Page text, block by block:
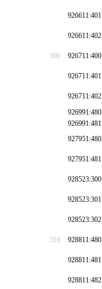
926611:401
926611:402
300 926711:400
926711:401
926711:402
926991:480
926991:481
927951:480
927951:481
928523:300
928523:301
928523:302
310 928811:480
928811:481
928811:482